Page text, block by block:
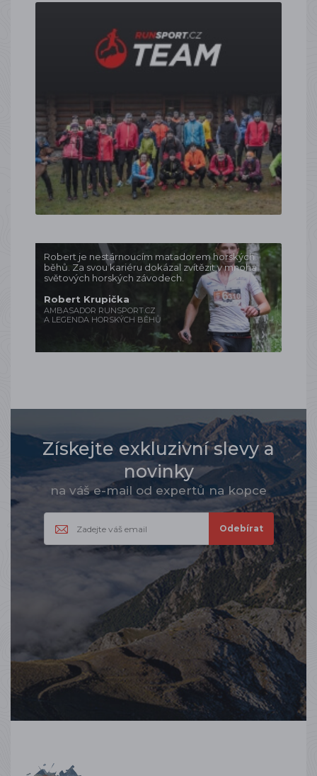
Robert je nestárnoucím matadorem horských
běhů. Za svou kariéru dokázal zvítězit v mnoha
světových horských závodech.
Robert Krupička
AMBASADOR RUNSPORT.CZ
A LEGENDA HORSKÝCH BĚHŮ
Získejte exkluzivní slevy a
novinky
na váš e-mail od expertů na kopce